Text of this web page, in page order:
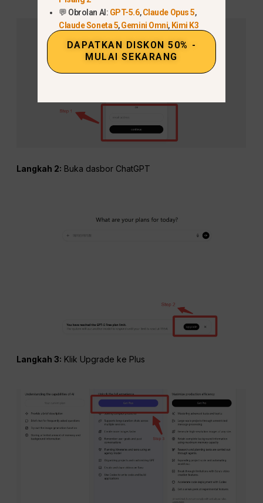
Langkah 2: Buka dasbor ChatGPT
Langkah 3: Klik Upgrade ke Plus
💬 Obrolan AI: GPT-5.6,Claude Opus 5,
Claude Soneta 5,Gemini Omni, Kimi K3
DAPATKAN DISKON 50% -
MULAI SEKARANG